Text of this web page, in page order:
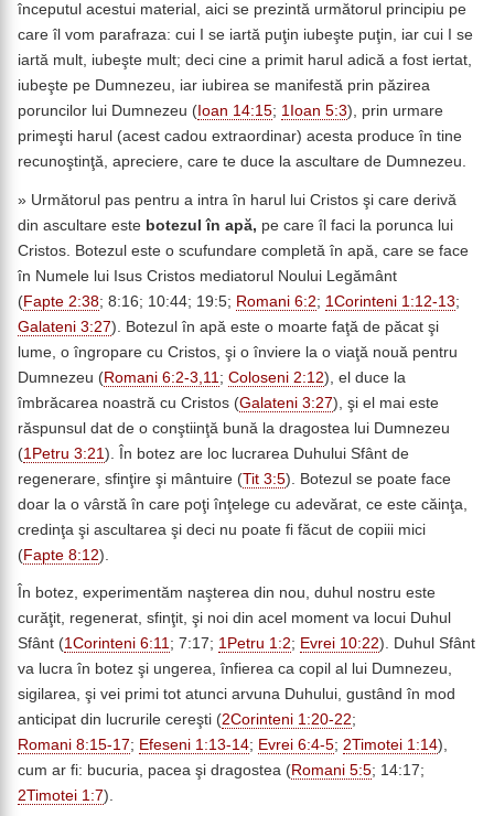
începutul acestui material, aici se prezintă următorul principiu pe
care îl vom parafraza: cui I se iartă puţin iubeşte puţin, iar cui I se
iartă mult, iubeşte mult; deci cine a primit harul adică a fost iertat,
iubeşte pe Dumnezeu, iar iubirea se manifestă prin păzirea
poruncilor lui Dumnezeu ( Ioan 14:15; 1Ioan 5:3), prin urmare
primeşti harul (acest cadou extraordinar) acesta produce în tine
recunoştinţă, apreciere, care te duce la ascultare de Dumnezeu.
» Următorul pas pentru a intra în harul lui Cristos şi care derivă
din ascultare este botezul în apă, pe care îl faci la porunca lui
Cristos. Botezul este o scufundare completă în apă, care se face
în Numele lui Isus Cristos mediatorul Noului Legământ
(Fapte 2:38; 8:16; 10:44; 19:5; Romani 6:2; 1Corinteni 1:12-13;
Galateni 3:27). Botezul în apă este o moarte faţă de păcat şi
lume, o îngropare cu Cristos, şi o înviere la o viaţă nouă pentru
Dumnezeu (Romani 6:2-3,11 ; Coloseni 2:12), el duce la
îmbrăcarea noastră cu Cristos (Galateni 3:27), şi el mai este
răspunsul dat de o conştiinţă bună la dragostea lui Dumnezeu
(1Petru 3:21 ). În botez are loc lucrarea Duhului Sfânt de
regenerare, sfinţire şi mântuire (Tit 3:5). Botezul se poate face
doar la o vârstă în care poţi înţelege cu adevărat, ce este căinţa,
credinţa şi ascultarea şi deci nu poate fi făcut de copiii mici
(Fapte 8:12).
În botez, experimentăm naşterea din nou, duhul nostru este
curăţit, regenerat, sfinţit, şi noi din acel moment va locui Duhul
Sfânt (1Corinteni 6:11; 7:17; 1Petru 1:2; Evrei 10:22). Duhul Sfânt
va lucra în botez şi ungerea, înfierea ca copil al lui Dumnezeu,
sigilarea, şi vei primi tot atunci arvuna Duhului, gustând în mod
anticipat din lucrurile cereşti (2Corinteni 1:20-22;
Romani 8:15-17; Efeseni 1:13-14; Evrei 6:4-5; 2Timotei 1:14),
cum ar fi: bucuria, pacea şi dragostea (Romani 5:5; 14:17;
2Timotei 1:7).